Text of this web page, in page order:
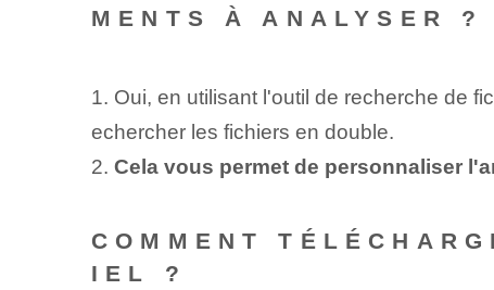
MENTS À ANALYSER ?
1. Oui, en utilisant l'outil de recherche de
echercher les fichiers en double.
2. Cela vous permet de personnaliser
COMMENT
IEL ?